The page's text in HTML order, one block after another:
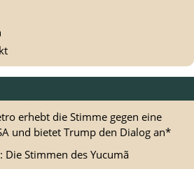
erhebt die Stimme gegen eine
und bietet Trump den Dialog an*
Die Stimmen des Yucumã